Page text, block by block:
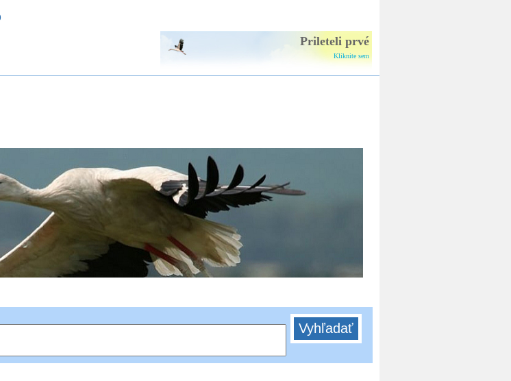
Prileteli prvé
Kliknite sem